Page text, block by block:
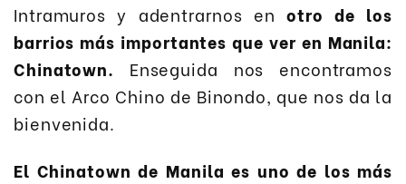
Intramuros y adentrarnos enotro de los
barrios más importantes que ver en Manila:
Chinatown. Enseguida nos encontramos
con el Arco Chino de Binondo, que nos da la
bienvenida.
El Chinatown de Manila es uno de los más